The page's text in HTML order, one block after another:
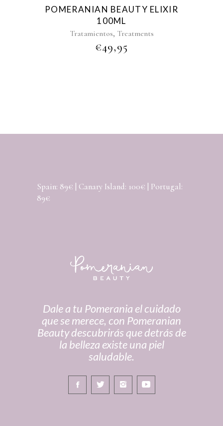
POMERANIAN BEAUTY ELIXIR
100ML
Tratamientos, Treatments
€49,95
Spain: 89€ | Canary Island: 100€ | Portugal:
89€
Dale a tu Pomerania el cuidado
que se merece, con Pomeranian
Beauty descubrirás que detrás de
la belleza existe una piel
saludable.